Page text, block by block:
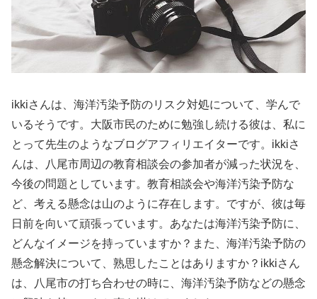
ikkiさんは、海洋汚染予防のリスク対処について、学んで
いるそうです。大阪市民のために勉強し続ける彼は、私に
とって先生のようなブログアフィリエイターです。ikkiさ
んは、八尾市周辺の教育相談会の参加者が減った状況を、
今後の問題としています。教育相談会や海洋汚染予防な
ど、考える懸念は山のように存在します。ですが、彼は毎
日前を向いて頑張っています。あなたは海洋汚染予防に、
どんなイメージを持っていますか？また、海洋汚染予防の
懸念解決について、熟思したことはありますか？ikkiさん
は、八尾市の打ち合わせの時に、海洋汚染予防などの懸念